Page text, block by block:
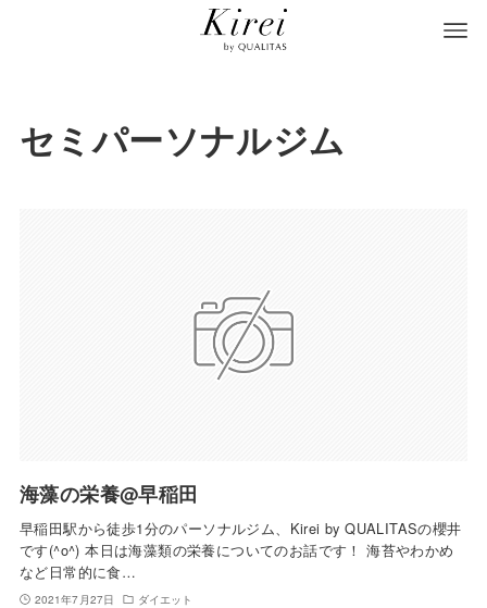
セミパーソナルジム
海藻の栄養@早稲田
早稲田駅から徒歩1分のパーソナルジム、Kirei by QUALITASの櫻井
です(^o^) 本日は海藻類の栄養についてのお話です！ 海苔やわかめ
など日常的に食…
2021年7月27日 ダイエット